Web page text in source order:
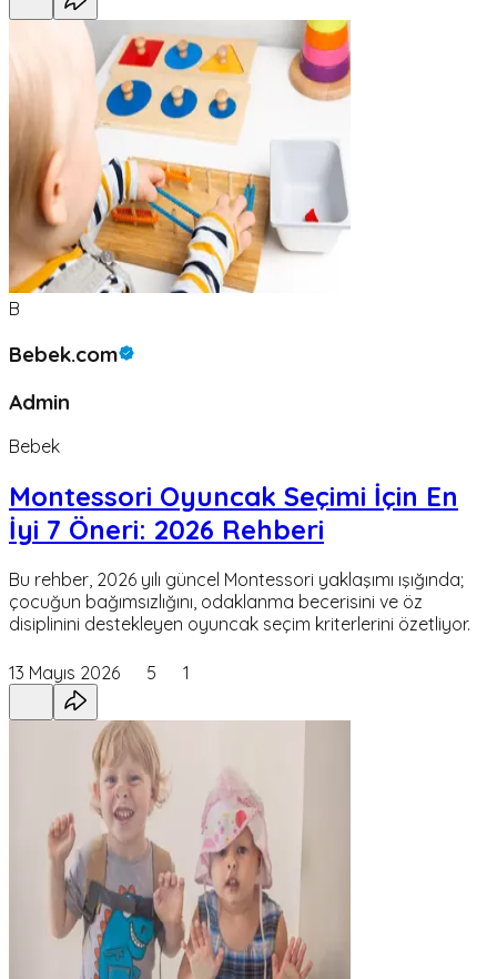
B
Bebek.com
Admin
Bebek
Montessori Oyuncak Seçimi İçin En
İyi 7 Öneri: 2026 Rehberi
Bu rehber, 2026 yılı güncel Montessori yaklaşımı ışığında;
çocuğun bağımsızlığını, odaklanma becerisini ve öz
disiplinini destekleyen oyuncak seçim kriterlerini özetliyor.
13 Mayıs 2026 5 1